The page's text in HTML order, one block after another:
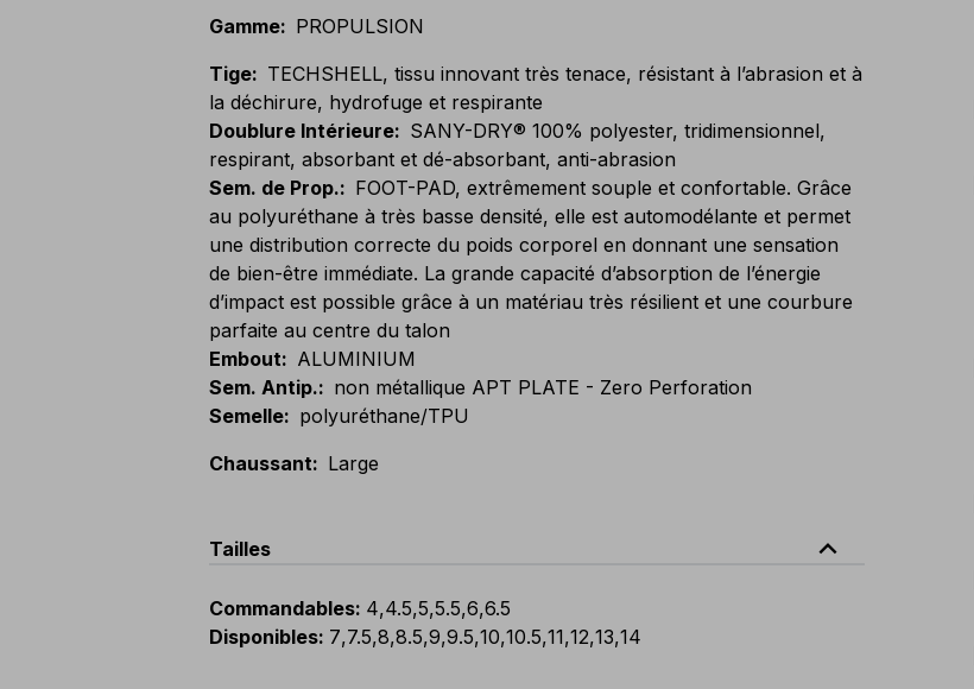
Gamme: PROPULSION
Tige: TECHSHELL, tissu innovant très tenace, résistant à l’abrasion et à
la déchirure, hydrofuge et respirante
Doublure Intérieure: SANY-DRY® 100% polyester, tridimensionnel,
respirant, absorbant et dé-absorbant, anti-abrasion
Sem. de Prop.: FOOT-PAD, extrêmement souple et confortable. Grâce
au polyuréthane à très basse densité, elle est automodélante et permet
une distribution correcte du poids corporel en donnant une sensation
de bien-être immédiate. La grande capacité d’absorption de l’énergie
d’impact est possible grâce à un matériau très résilient et une courbure
parfaite au centre du talon
Embout: ALUMINIUM
Sem. Antip.: non métallique APT PLATE - Zero Perforation
Semelle: polyuréthane/TPU
Chaussant: Large
Tailles expand_less
Commandables: 4,4.5,5,5.5,6,6.5
Disponibles: 7,7.5,8,8.5,9,9.5,10,10.5,11,12,13,14